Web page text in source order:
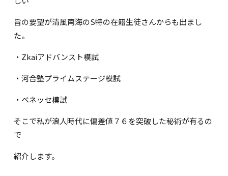
旨の要望が清風南海のS特の在籍生徒さんからも出まし
た。
・Zkaiアドバンスト模試
・河合塾プライムステージ模試
・ベネッセ模試
そこで私が浪人時代に偏差値７６を突破した秘術が有るの
で
紹介します。